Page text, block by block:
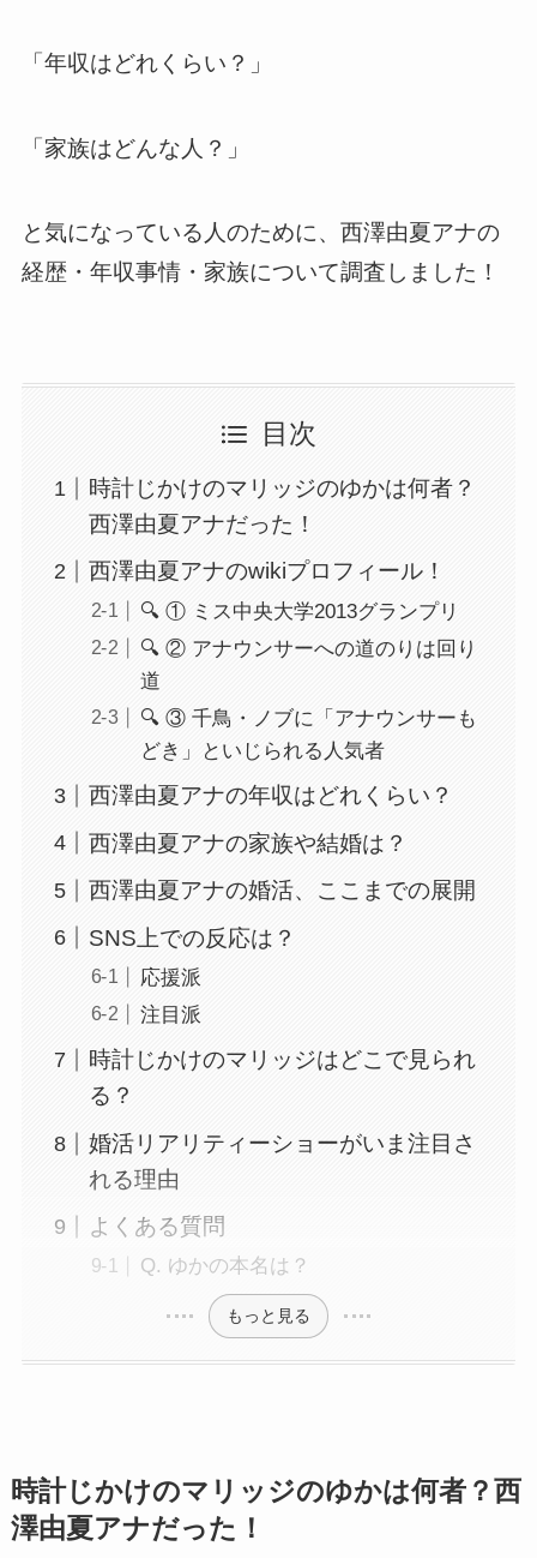
「年収はどれくらい？」
「家族はどんな人？」
と気になっている人のために、西澤由夏アナの
経歴・年収事情・家族について調査しました！
目次
時計じかけのマリッジのゆかは何者？
西澤由夏アナだった！
西澤由夏アナのwikiプロフィール！
🔍 ① ミス中央大学2013グランプリ
🔍 ② アナウンサーへの道のりは回り
道
🔍 ③ 千鳥・ノブに「アナウンサーも
どき」といじられる人気者
西澤由夏アナの年収はどれくらい？
西澤由夏アナの家族や結婚は？
西澤由夏アナの婚活、ここまでの展開
SNS上での反応は？
応援派
注目派
時計じかけのマリッジはどこで見られ
る？
婚活リアリティーショーがいま注目さ
れる理由
よくある質問
Q. ゆかの本名は？
もっと見る
時計じかけのマリッジのゆかは何者？西
澤由夏アナだった！